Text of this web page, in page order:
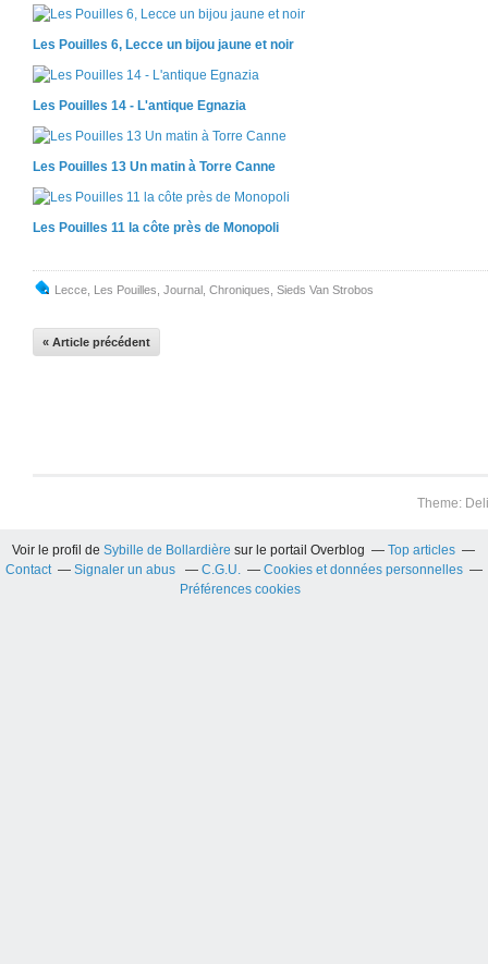
Les Pouilles 6, Lecce un bijou jaune et noir
Les Pouilles 14 - L'antique Egnazia
Les Pouilles 13 Un matin à Torre Canne
Les Pouilles 11 la côte près de Monopoli
Lecce Les Pouilles Journal Chroniques Sieds Van Strobos
« Article précédent
Theme:
Voir le profil deSybille de Bollardière sur le portail Overblog
Top articles
Contact
Signaler un abus C.G.U.
Cookies et données personnelles
Préférences cookies